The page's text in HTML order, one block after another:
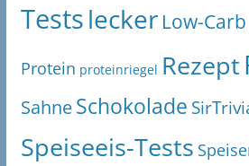
Testslecker Low-Carb
Protein proteinriegel Rezept
SahneSchokolade
Speiseeis-Tests